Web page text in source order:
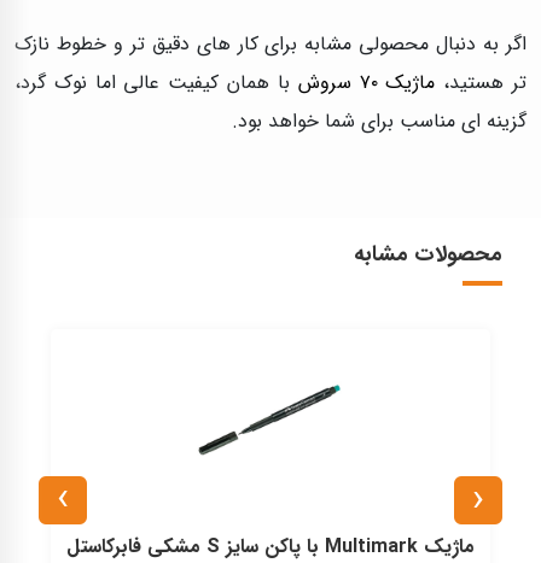
اگر به دنبال محصولی مشابه برای کار های دقیق‌ تر و خطوط نازک‌
تر هستید، ماژیک ۷۰ سروش
با همان کیفیت عالی اما نوک گرد،
گزینه‌ ای مناسب برای شما خواهد بود.
محصولات مشابه
ماژیک Multimark با پاکن سایز S مشکی فابرکاستل
‹
›